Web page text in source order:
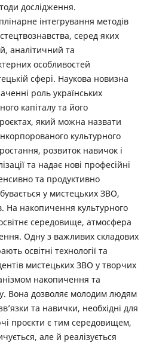
дослідження.
інтегрування методів
серед яких
аналітичний та
особливостей
сфері. Наукова новизна
роль українських
капіталу та його
який можна назвати
культурного
розвиток навичок і
та надає нові професійні
та продуктивно
у мистецьких ЗВО,
На накопичення культурного
середовище, атмосфера
Одну з важливих складових
освітні технології та
мистецьких ЗВО у творчих
накопичення та
Вона дозволяє молодим людям
та навички, необхідні для
проєкти є тим середовищем,
але й реалізується